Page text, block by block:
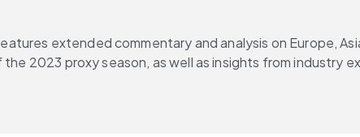
extended commentary and analysis on Europe,
2023 proxy season, as well as insights from industry